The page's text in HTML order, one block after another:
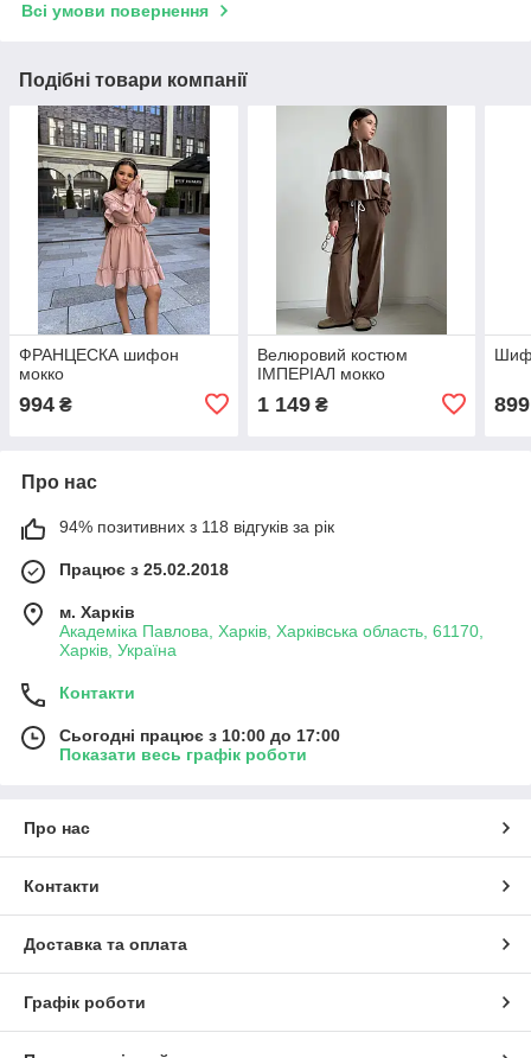
Всі умови повернення
Подібні товари компанії
ФРАНЦЕСКА шифон
мокко
994 ₴
Велюровий костюм
ІМПЕРІАЛ мокко
1 149₴ 899
Про нас
94% позитивних з 118 відгуків за рік
Працює з 25.02.2018
м. Харків
Академіка Павлова, Харків, Харківська область, 61170,
Харків, Україна
Контакти
Сьогодні працює з 10:00 до 17:00
Показати весь графік роботи
Про нас
Контакти
Доставка та оплата
Графік роботи